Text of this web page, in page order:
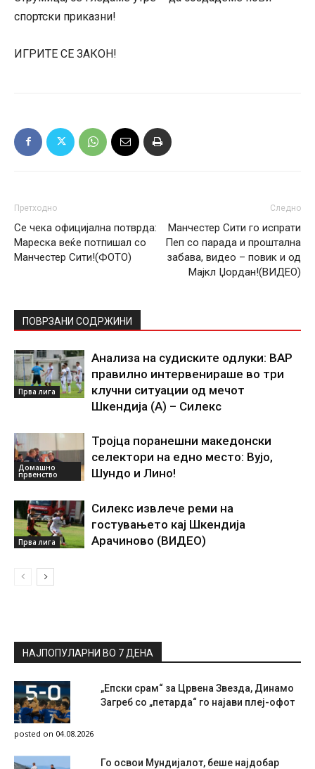
спортски приказни!
ИГРИТЕ СЕ ЗАКОН!
Претходно
Се чека официјална потврда:
Мареска веќе потпишал со
Манчестер Сити!(ФОТО)
Следно
Манчестер Сити го испрати
Пеп со парада и проштална
забава, видео – повик и од
Мајкл Џордан!(ВИДЕО)
ПОВРЗАНИ СОДРЖИНИ
Прва лига
Анализа на судиските одлуки: ВАР
правилно интервенираше во три
клучни ситуации од мечот
Шкендија (А) – Силекс
Домашно
првенство
Тројца поранешни македонски
селектори на едно место: Вујо,
Шундо и Лино!
Прва лига
Силекс извлече реми на
гостувањето кај Шкендија
Арачиново (ВИДЕО)
НАЈПОПУЛАРНИ ВО 7 ДЕНА
„Епски срам“ за Црвена Звезда, Динамо
Загреб со „петарда“ го најави плеј-офот
posted on 04.08.2026
Го освои Мундијалот, беше најдобар